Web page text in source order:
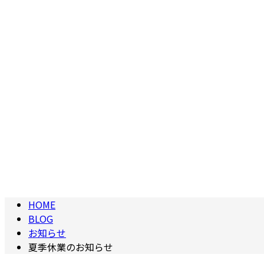
HOME
BLOG
お知らせ
夏季休業のお知らせ